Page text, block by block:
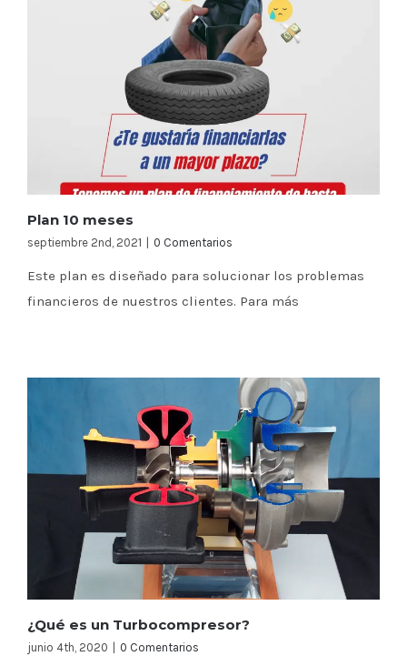
Plan 10 meses
septiembre 2nd, 2021 0 Comentarios
Este plan es diseñado para solucionar los problemas
financieros de nuestros clientes. Para más
¿Qué es un Turbocompresor?
junio 4th, 2020 0 Comentarios